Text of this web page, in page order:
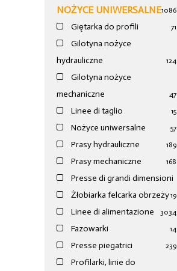
NOŻYCE UNIWERSALNE1086
Giętarka do profili 71
Gilotyna nożyce
hydrauliczne
124
Gilotyna nożyce
mechaniczne
47
Linee di taglio 15
Nożyce uniwersalne 57
Prasy hydrauliczne 189
Prasy mechaniczne 168
Presse di grandi dimensioni
19
Żłobiarka felcarka obrzeży
34
Linee di alimentazione 30
Fazowarki 14
Presse piegatrici 239
Profilarki, linie do